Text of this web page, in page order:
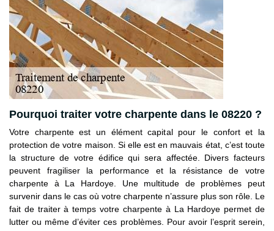
Pourquoi traiter votre charpente dans le 08220 ?
Votre charpente est un élément capital pour le confort et la
protection de votre maison. Si elle est en mauvais état, c’est toute
la structure de votre édifice qui sera affectée. Divers facteurs
peuvent fragiliser la performance et la résistance de votre
charpente à La Hardoye. Une multitude de problèmes peut
survenir dans le cas où votre charpente n’assure plus son rôle. Le
fait de traiter à temps votre charpente à La Hardoye permet de
lutter ou même d’éviter ces problèmes. Pour avoir l’esprit serein,